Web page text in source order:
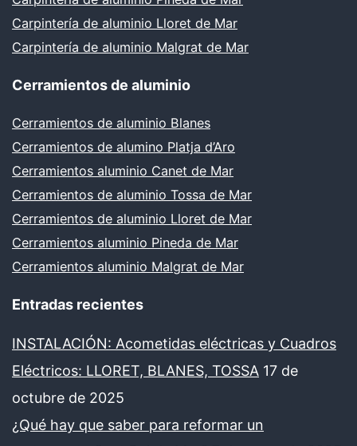
Carpintería de aluminio Lloret de Mar
Carpintería de aluminio Malgrat de Mar
Cerramientos de aluminio
Cerramientos de aluminio Blanes
Cerramientos de alumino Platja d’Aro
Cerramientos aluminio Canet de Mar
Cerramientos de aluminio Tossa de Mar
Cerramientos de aluminio Lloret de Mar
Cerramientos aluminio Pineda de Mar
Cerramientos aluminio Malgrat de Mar
Entradas recientes
INSTALACIÓN: Acometidas eléctricas y Cuadros
Eléctricos: LLORET, BLANES, TOSSA 17 de
octubre de 2025
¿Qué hay que saber para reformar un